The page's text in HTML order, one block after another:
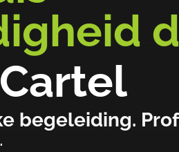
begeleiding.
.